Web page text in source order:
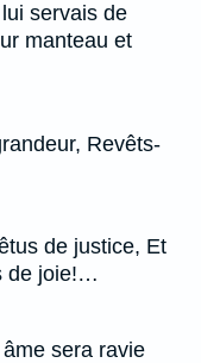
servais de
manteau et
Revêts-
de justice, Et
de joie!…
sera ravie